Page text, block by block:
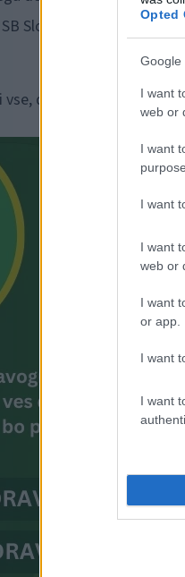
Opted
Google
I want
web or
I want
I want
I want
web or
I want
or app.
I want
I want
Slovenj Gradec, z nami
vse, da skupaj z njimi